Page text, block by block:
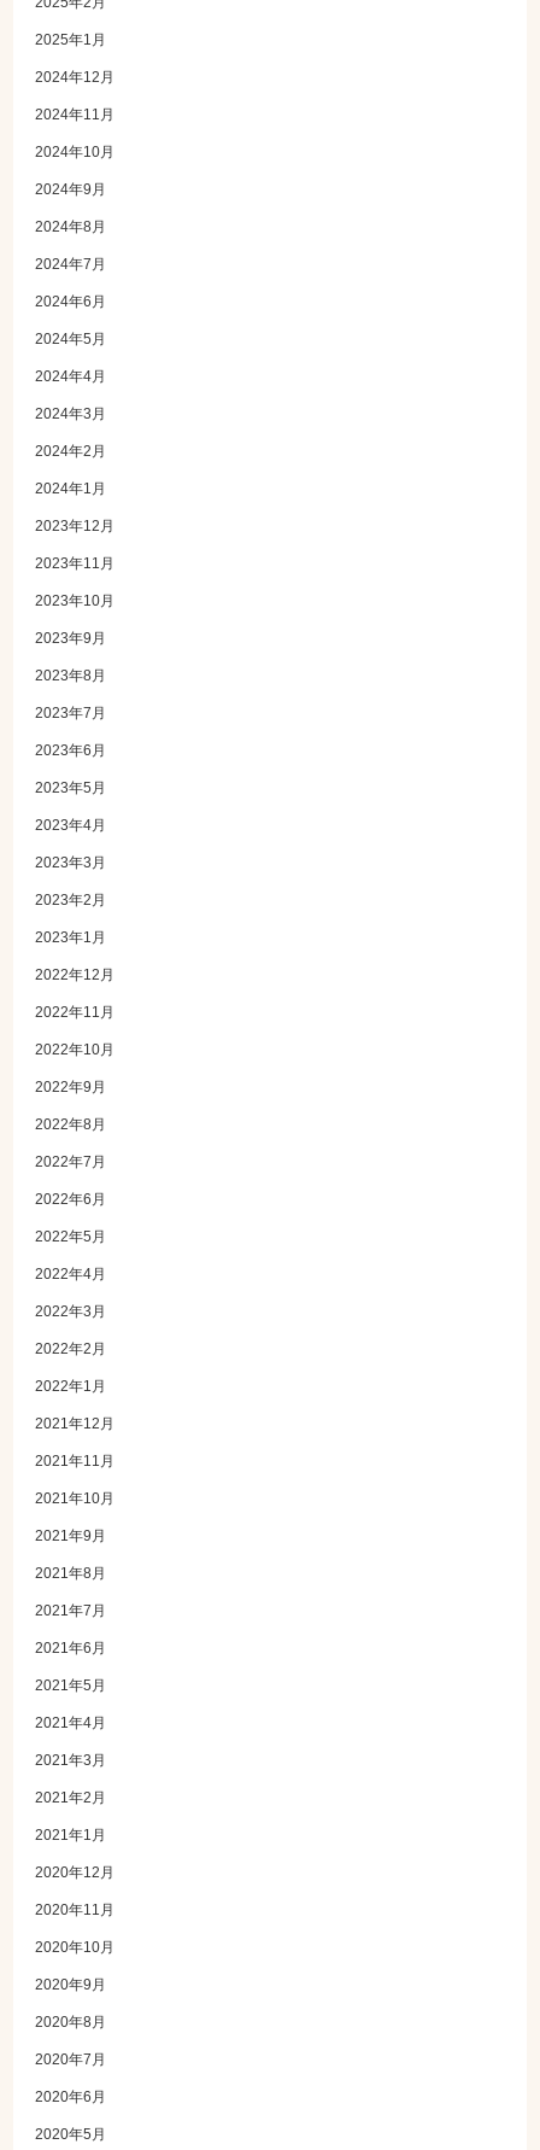
2025年1月
2024年12月
2024年11月
2024年10月
2024年9月
2024年8月
2024年7月
2024年6月
2024年5月
2024年4月
2024年3月
2024年2月
2024年1月
2023年12月
2023年11月
2023年10月
2023年9月
2023年8月
2023年7月
2023年6月
2023年5月
2023年4月
2023年3月
2023年2月
2023年1月
2022年12月
2022年11月
2022年10月
2022年9月
2022年8月
2022年7月
2022年6月
2022年5月
2022年4月
2022年3月
2022年2月
2022年1月
2021年12月
2021年11月
2021年10月
2021年9月
2021年8月
2021年7月
2021年6月
2021年5月
2021年4月
2021年3月
2021年2月
2021年1月
2020年12月
2020年11月
2020年10月
2020年9月
2020年8月
2020年7月
2020年6月
2020年5月